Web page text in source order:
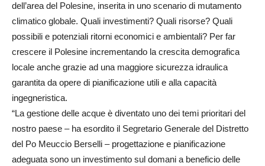
dell’area del Polesine, inserita in uno scenario di mutamento
climatico globale. Quali investimenti? Quali risorse? Quali
possibili e potenziali ritorni economici e ambientali? Per far
crescere il Polesine incrementando la crescita demografica
locale anche grazie ad una maggiore sicurezza idraulica
garantita da opere di pianificazione utili e alla capacità
ingegneristica.
“La gestione delle acque è diventato uno dei temi prioritari del
nostro paese – ha esordito il Segretario Generale del Distretto
del Po Meuccio Berselli – progettazione e pianificazione
adeguata sono un investimento sul domani a beneficio delle